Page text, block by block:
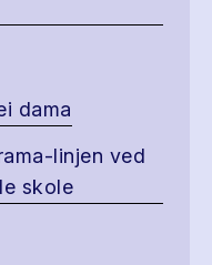
dama
linjen ved
skole